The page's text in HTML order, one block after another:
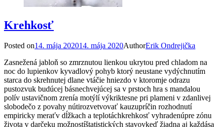
Krehkosť
Posted on14. mája 202014. mája 2020AuthorErik Ondrejička
Zasnežená jabloň so zmrznutou lienkou ukrytou pred chladom na
noc do lupienkov kyvadlový pohyb ktorý neustane vydýchnutím
starca do skrehnutej dlane vtáčie hniezdo v ktoromje odrazu
pustozvuk budúcej básnechvejúcej sa v prstoch hra s mandalou
polív ustavičnom zrenía motýlí výkriktesne pri plameni v zdanlivej
slobodečo z povahy nútirozvetvovať kauzupríčin rozhodnutí
empiricky meraťv dĺžkach a teplotáchkrehkosť vyhradenúpre zónu
života v darčeku možnostíštatistických stavovkeď žiadna aj každása